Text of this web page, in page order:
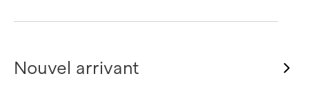
Nouvel arrivant